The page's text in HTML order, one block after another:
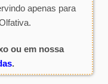
apenas para
ou em nossa
.